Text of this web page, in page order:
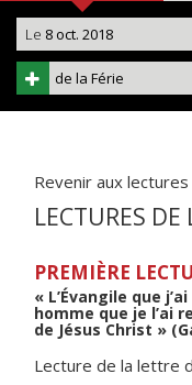
Le 8 oct. 2018
de la Férie
Revenir aux lectures
LECTURES DE
PREMIÈRE
« L’Évangile que
homme que je l’ai
de Jésus Christ »
Lecture de la lettre